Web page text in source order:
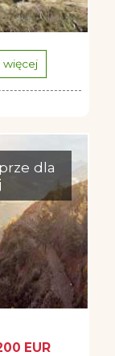
więcej
dla
EUR